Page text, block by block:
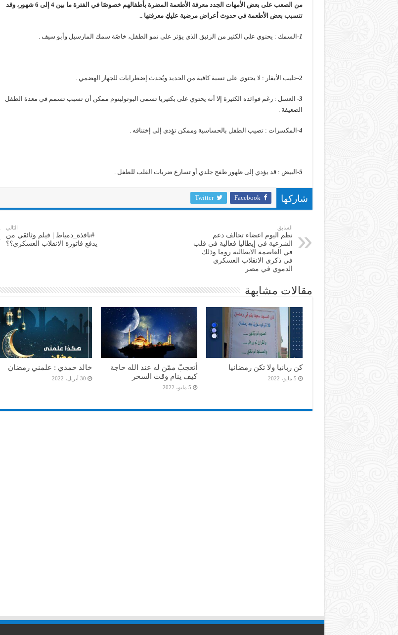
من الصعب على بعض الأمهات الجدد معرفة الأطعمة المضرة بأطفالهم خصوصًا في الفترة ما بين 4 إلى 6 شهور، وقد
تتسبب بعض الأطعمة في حدوث أعراض مرضية عليكِ معرفتها ..
1- السمك : يحتوي على الكثير من الزئبق الذي يؤثر على نمو الطفل، خاصًة سمك المارسيل وأبو سيف .
2- حليب الأبقار : لا يحتوي على نسبة كافية من الحديد ويُحدث إضطرابات للجهاز الهضمي .
3- العسل : رغم فوائده الكثيرة إلا أنه يحتوي على بكتيريا تسمى البوتولينوم ممكن أن تسبب تسمم في معدة الطفل
الضعيفة .
4- المكسرات : تصيب الطفل بالحساسية وممكن تؤِدي إلى إختناقه .
5- البيض : قد يؤدي إلى ظهور طفح جلدي أو تسارع ضربات القلب للطفل .
شاركها Facebook
Twitter
السابق
نظم اليوم اعضاء تحالف دعم
الشرعية في إيطاليا فعالية في قلب
في العاصمة الايطالية روما وذلك
في ذكرى الانقلاب العسكري
الدموي في مصر
التالي
#نافذة_دمياط | فيلم وثائقي من
يدفع فاتورة الانقلاب العسكري؟؟
مقالات مشابهة
كن ربانيا ولا تكن رمضانيا
5 مايو، 2022
أتعجبّ ممّن له عند الله حاجة
كيف ينام وقت السحر
5 مايو، 2022
خالد حمدي : علمني رمضان
30 أبريل، 2022